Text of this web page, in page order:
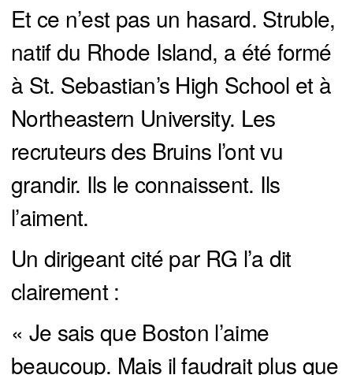
Et ce n’est pas un hasard. Struble,
natif du Rhode Island, a été formé
à St. Sebastian’s High School et à
Northeastern University. Les
recruteurs des Bruins l’ont vu
grandir. Ils le connaissent. Ils
l’aiment.
Un dirigeant cité par RG l’a dit
clairement :
« Je sais que Boston l’aime
beaucoup. Mais il faudrait plus que